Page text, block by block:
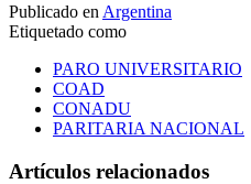
Publicado en Argentina
Etiquetado como
PARO UNIVERSITARIO
COAD
CONADU
PARITARIA NACIONAL
Artículos relacionados